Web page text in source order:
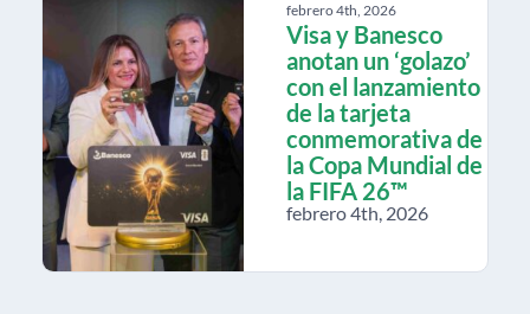
febrero 4th, 2026
Visa y Banesco
anotan un ‘golazo’
con el lanzamiento
de la tarjeta
conmemorativa de
la Copa Mundial de
la FIFA 26™
febrero 4th, 2026